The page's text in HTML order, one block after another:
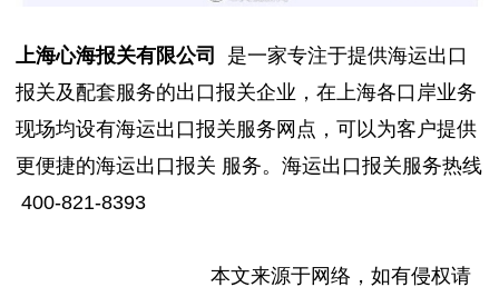
上海心海报关有限公司
是一家专注于提供海运出口
报关及配套服务的出口报关企业，在上海各口岸业务
现场均设有海运出口报关服务网点，可以为客户提供
更便捷的海运出口报关 服务。海运出口报关服务热线
400-821-8393
本文来源于网络，如有侵权请